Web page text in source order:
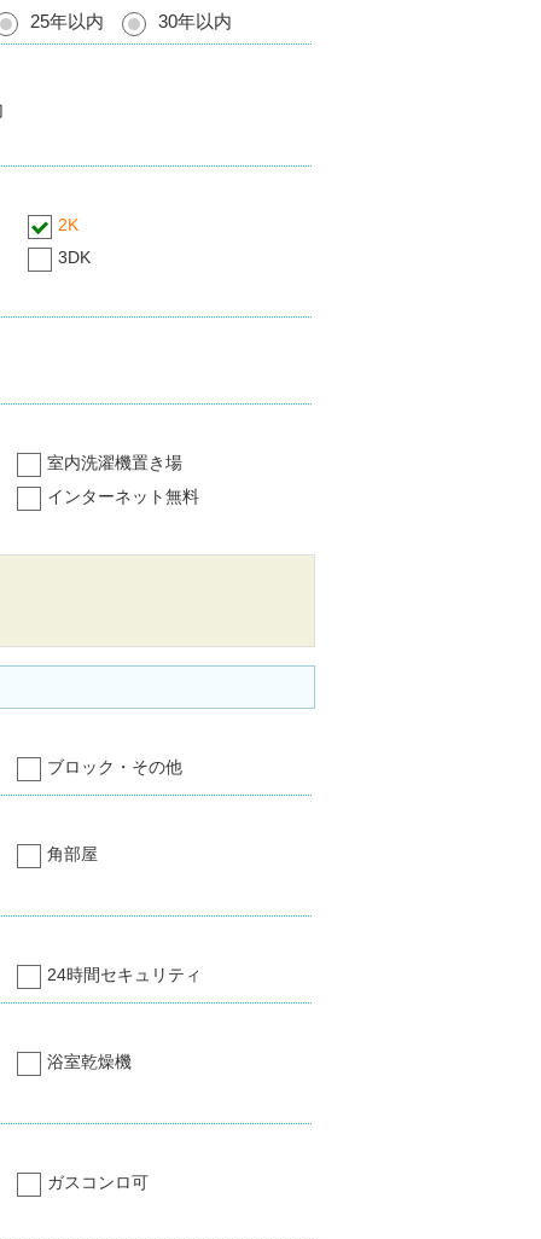
25年以内 30年以内
2K
3DK
室内洗濯機置き場
インターネット無料
ブロック・その他
角部屋
24時間セキュリティ
浴室乾燥機
ガスコンロ可